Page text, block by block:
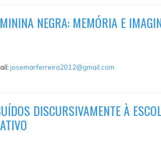
NEGRA: MEMÓRIA E
josemarferreira2012@gmail.com
DISCURSIVAMENTE À